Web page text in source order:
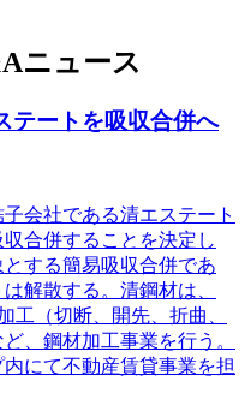
ニュース
テートを吸収合併へ
会社である清エステート
合併することを決定し
する簡易吸収合併であ
解散する。清鋼材は、
工（切断、開先、折曲、
、鋼材加工事業を行う。
にて不動産賃貸事業を担